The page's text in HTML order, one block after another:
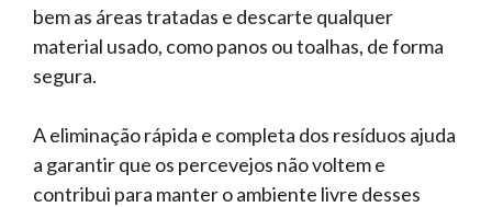
bem as áreas tratadas e descarte qualquer
material usado, como panos ou toalhas, de forma
segura.
A eliminação rápida e completa dos resíduos ajuda
a garantir que os percevejos não voltem e
contribui para manter o ambiente livre desses